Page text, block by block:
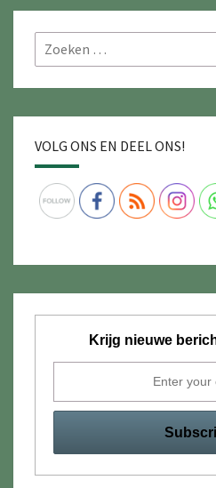
Zoeken
naar:
VOLG ONS EN DEEL ONS!
Krijg nieuwe